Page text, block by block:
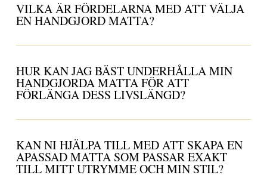
VILKA ÄR FÖRDELARNA MED ATT VÄLJA
EN HANDGJORD MATTA?
HUR KAN JAG BÄST UNDERHÅLLA MIN
HANDGJORDA MATTA FÖR ATT
FÖRLÄNGA DESS LIVSLÄNGD?
KAN NI HJÄLPA TILL MED ATT SKAPA EN
APASSAD MATTA SOM PASSAR EXAKT
TILL MITT UTRYMME OCH MIN STIL?